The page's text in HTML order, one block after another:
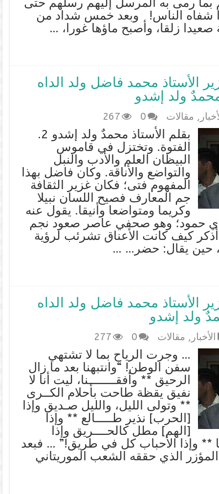
بما رمى به المرسل إليهم رسلهم حتى
شفاه الناس! وبعد خمس شداد من
زلقا، وأصبح ماؤها غورا، …
الأستاذ محمد فاضل ولد الداه
, مقالات 0
267
بقلم الأستاذ محمدٌ ولد إشدو 2.
الفتوة. وتختزل في قاموس
البيظان العلم والأدب والنبل
والتواضع والأناقة. وكان فاضل بهذا
المفهوم فتى؛ فكان غزير الثقافة
جم المعارف فصيح اللسان نبيلا
وكريما ومتواضعا وأنيقا. يقول عنه
حمود؛ وهو صحفي عاصر صعود نجم
كيف كانت الأعناق تشرئب لرؤية
حين يقال: حضر… …
الأستاذ محمد فاضل ولد الداه
الأخبار , مقالات 0
277
… وجرت الرياح بما لا تشتهي
سفن الوطن! “وانتبهنا بعد ما زال
الرحيق ** وأفقــــــــنا، ليت أنا لا
نفيق يقظة طاحت بأحلام الكــرى
** وتولى الليل، والليل صـديق وإذا
[الحرب] نذير طـــــالع ** وإذا
[الهم] مطل كالحــــريق وإذا
** وإذا الأحباب كل في طريق!” … فبعد
الذي حققه الشعب الموريتاني